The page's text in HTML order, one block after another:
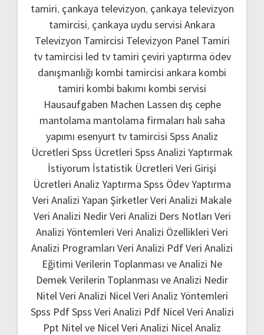
tamiri, çankaya televizyon, çankaya televizyon
tamircisi, çankaya uydu servisi Ankara
Televizyon Tamircisi Televizyon Panel Tamiri
tv tamircisi led tv tamiri çeviri yaptırma ödev
danışmanlığı kombi tamircisi ankara kombi
tamiri kombi bakımı kombi servisi
Hausaufgaben Machen Lassen dış cephe
mantolama mantolama firmaları halı saha
yapımı esenyurt tv tamircisi Spss Analiz
Ücretleri Spss Ücretleri Spss Analizi Yaptırmak
İstiyorum İstatistik Ücretleri Veri Girişi
Ücretleri Analiz Yaptırma Spss Ödev Yaptırma
Veri Analizi Yapan ŞirketlerVeri Analizi Makale
Veri Analizi NedirVeri Analizi Ders Notları Veri
Analizi Yöntemleri Veri Analizi Özellikleri Veri
Analizi Programları Veri Analizi PdfVeri Analizi
Eğitimi Verilerin Toplanması ve Analizi Ne
Demek Verilerin Toplanması ve Analizi Nedir
Nitel Veri Analizi Nicel Veri Analiz Yöntemleri
Spss PdfSpss Veri Analizi Pdf Nicel Veri Analizi
Ppt Nitel ve Nicel Veri Analizi Nicel Analiz